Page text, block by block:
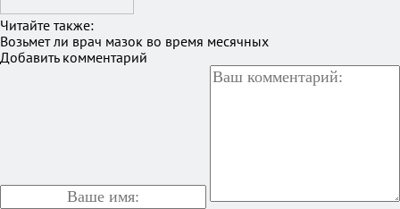
Читайте также:
Возьмет ли врач мазок во время месячных
Добавить комментарий